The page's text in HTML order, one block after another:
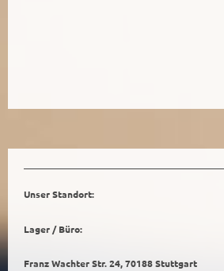
Unser Standort:
Lager / Büro:
Franz Wachter Str. 24,70188 Stuttgart